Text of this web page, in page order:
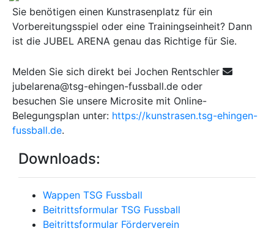
Sie benötigen einen Kunstrasenplatz für ein
Vorbereitungsspiel oder eine Trainingseinheit? Dann
ist die JUBEL ARENA genau das Richtige für Sie.
Melden Sie sich direkt bei Jochen Rentschler
jubelarena@tsg-ehingen-fussball.de oder
besuchen Sie unsere Microsite mit Online-
Belegungsplan unter: https://kunstrasen.tsg-ehingen-
fussball.de.
Downloads:
Wappen TSG Fussball
Beitrittsformular TSG Fussball
Beitrittsformular Förderverein